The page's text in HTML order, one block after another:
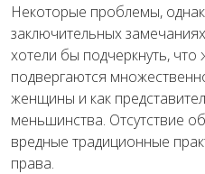
Некоторые проблемы,
заключительных
хотели бы подчеркнуть,
подвергаются
женщины и как
меньшинства. Отсутствие
вредные традиционные
права.